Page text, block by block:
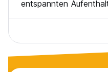
entspannten